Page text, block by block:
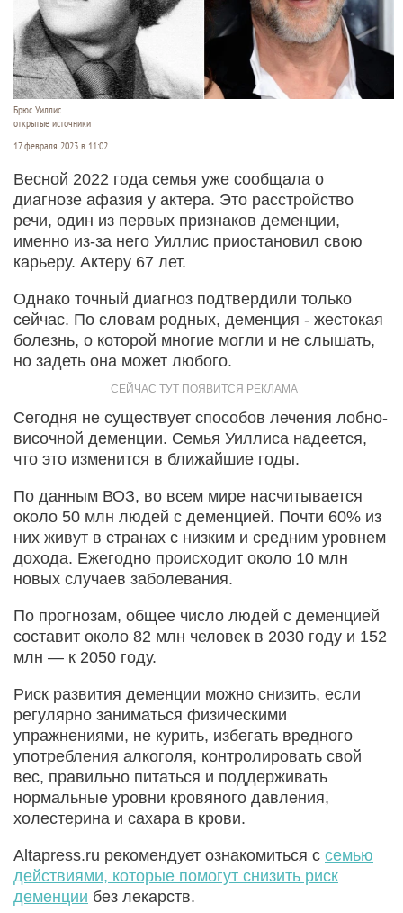
Брюс Уиллис.
открытые источники
17 февраля 2023 в 11:02
Весной 2022 года семья уже сообщала о
диагнозе афазия у актера. Это расстройство
речи, один из первых признаков деменции,
именно из-за него Уиллис приостановил свою
карьеру. Актеру 67 лет.
Однако точный диагноз подтвердили только
сейчас. По словам родных, деменция - жестокая
болезнь, о которой многие могли и не слышать,
но задеть она может любого.
Сегодня не существует способов лечения лобно-
височной деменции. Семья Уиллиса надеется,
что это изменится в ближайшие годы.
По данным ВОЗ, во всем мире насчитывается
около 50 млн людей с деменцией. Почти 60% из
них живут в странах с низким и средним уровнем
дохода. Ежегодно происходит около 10 млн
новых случаев заболевания.
По прогнозам, общее число людей с деменцией
составит около 82 млн человек в 2030 году и 152
млн — к 2050 году.
Риск развития деменции можно снизить, если
регулярно заниматься физическими
упражнениями, не курить, избегать вредного
употребления алкоголя, контролировать свой
вес, правильно питаться и поддерживать
нормальные уровни кровяного давления,
холестерина и сахара в крови.
Altapress.ru рекомендует ознакомиться с семью
действиями, которые помогут снизить риск
деменции без лекарств.